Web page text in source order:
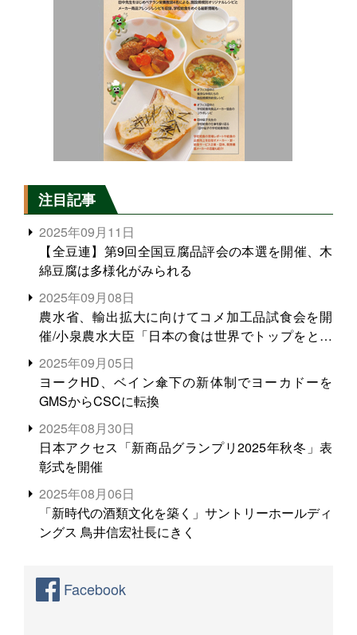
注目記事
2025年09月11日
【全豆連】第9回全国豆腐品評会の本選を開催、木
綿豆腐は多様化がみられる
2025年09月08日
農水省、輸出拡大に向けてコメ加工品試食会を開
催/小泉農水大臣「日本の食は世界でトップをとれ
る。米増産に向けて、米輸出需要の拡大を」
2025年09月05日
ヨークHD、ベイン傘下の新体制でヨーカドーを
GMSからCSCに転換
2025年08月30日
日本アクセス「新商品グランプリ2025年秋冬」表
彰式を開催
2025年08月06日
「新時代の酒類文化を築く」サントリーホールディ
ングス 鳥井信宏社長にきく
Facebook